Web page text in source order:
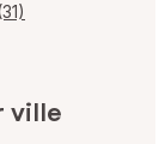
ville